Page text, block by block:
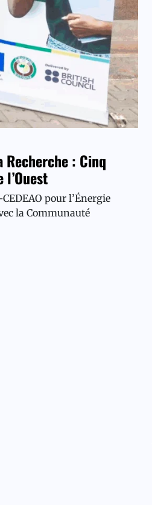
Recherche : Cinq
pour l’Énergie
la Communauté